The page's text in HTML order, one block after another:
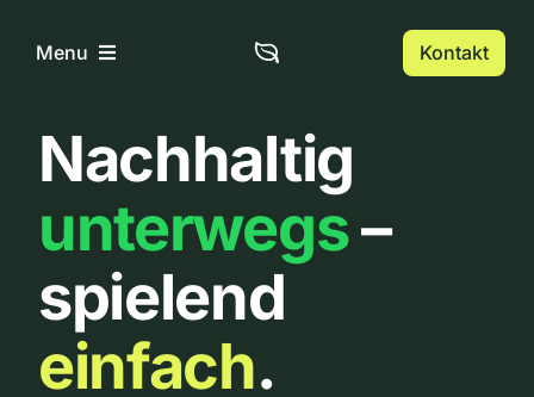
InhaltMenu
Home
Über uns
Urbanlist
Kontakt
Nachhaltig
unterwegs–
spielend
einfach.